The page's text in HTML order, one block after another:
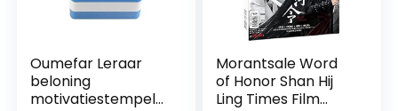
Oumefar Leraar
beloning
motivatiestempel
Morantsale Word
of Honor Shan Hij
Ling Times Film